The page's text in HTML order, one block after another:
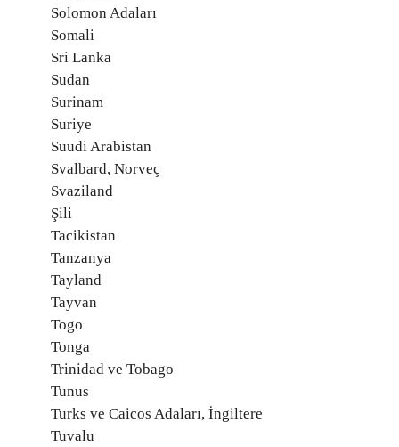
Solomon Adaları
Somali
Sri Lanka
Sudan
Surinam
Suriye
Suudi Arabistan
Svalbard, Norveç
Svaziland
Şili
Tacikistan
Tanzanya
Tayland
Tayvan
Togo
Tonga
Trinidad ve Tobago
Tunus
Turks ve Caicos Adaları, İngiltere
Tuvalu